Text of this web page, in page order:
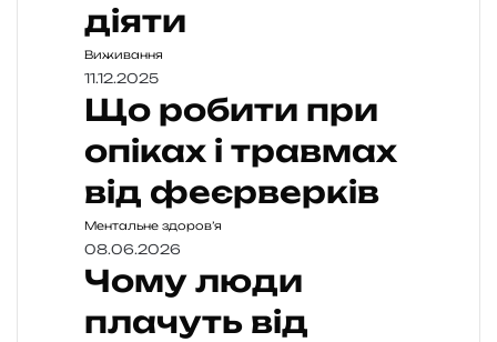
діяти
Виживання
11.12.2025
Що робити при
опіках і травмах
від феєрверків
Ментальне здоров’я
08.06.2026
Чому люди
плачуть від